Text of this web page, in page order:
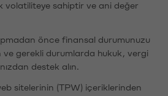
volatiliteye sahiptir ve ani değer
önce finansal durumunuzu
gerekli durumlarda hukuk, vergi
destek alın.
sitelerinin (TPW) içeriklerinden